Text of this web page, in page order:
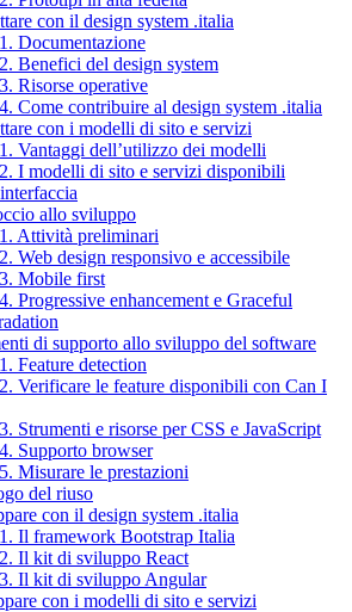
con il design system .italia
Documentazione
Benefici del design system
Risorse operative
Come contribuire al design system .italia
con i modelli di sito e servizi
Vantaggi dell’utilizzo dei modelli
I modelli di sito e servizi disponibili
allo sviluppo
Attività preliminari
Web design responsivo e accessibile
Mobile first
Progressive enhancement e Graceful
di supporto allo sviluppo del software
Feature detection
Verificare le feature disponibili con Can I
Strumenti e risorse per CSS e JavaScript
Supporto browser
Misurare le prestazioni
del riuso
con il design system .italia
Il framework Bootstrap Italia
Il kit di sviluppo React
Il kit di sviluppo Angular
con i modelli di sito e servizi